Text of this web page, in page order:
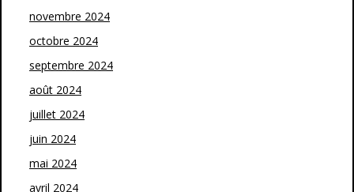
novembre 2024
octobre 2024
septembre 2024
août 2024
juillet 2024
juin 2024
mai 2024
avril 2024